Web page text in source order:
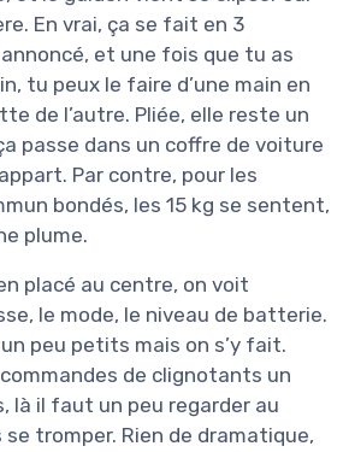
En vrai, ça se fait en 3
et une fois que tu as
tu peux le faire d’une main en
de l’autre. Pliée, elle reste un
passe dans un coffre de voiture
Par contre, pour les
bondés, les 15 kg se sentent,
plume.
placé au centre, on voit
le mode, le niveau de batterie.
peu petits mais on s’y fait.
de clignotants un
là il faut un peu regarder au
tromper. Rien de dramatique,